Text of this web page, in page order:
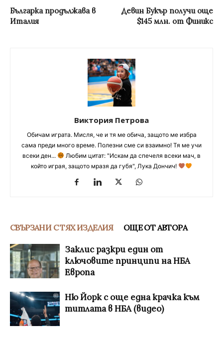
Българка продължава в
Италия
Девин Букър получи още
$145 млн. от Финикс
Виктория Петрова
Обичам играта. Мисля, че и тя ме обича, защото ме избра
сама преди много време. Полезни сме си взаимно! Тя ме учи
всеки ден...
Любим цитат: "Искам да спечеля всеки мач, в
който играя, защото мразя да губя", Лука Дончич!
СВЪРЗАНИ С ТЯХ ИЗДЕЛИЯ ОЩЕ ОТ АВТОРА
Заклис разкри един от
ключовите принципи на НБА
Европа
Ню Йорк с още една крачка към
титлата в НБА (видео)